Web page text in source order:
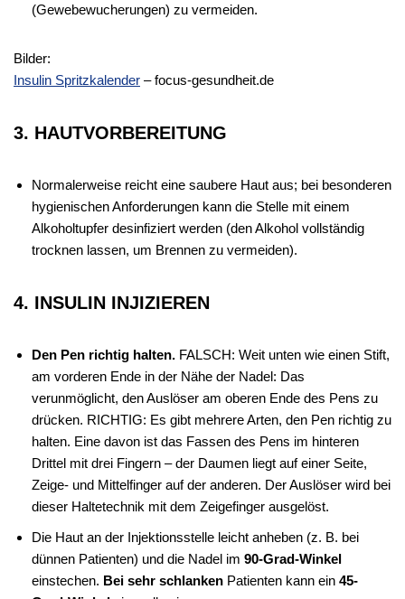
(Gewebewucherungen) zu vermeiden.
Bilder:
Insulin Spritzkalender – focus-gesundheit.de
3. HAUTVORBEREITUNG
Normalerweise reicht eine saubere Haut aus; bei besonderen
hygienischen Anforderungen kann die Stelle mit einem
Alkoholtupfer desinfiziert werden (den Alkohol vollständig
trocknen lassen, um Brennen zu vermeiden).
4. INSULIN INJIZIEREN
Den Pen richtig halten. FALSCH: Weit unten wie einen Stift,
am vorderen Ende in der Nähe der Nadel: Das
verunmöglicht, den Auslöser am oberen Ende des Pens zu
drücken. RICHTIG: Es gibt mehrere Arten, den Pen richtig zu
halten. Eine davon ist das Fassen des Pens im hinteren
Drittel mit drei Fingern – der Daumen liegt auf einer Seite,
Zeige- und Mittelfinger auf der anderen. Der Auslöser wird bei
dieser Haltetechnik mit dem Zeigefinger ausgelöst.
Die Haut an der Injektionsstelle leicht anheben (z. B. bei
dünnen Patienten) und die Nadel im 90-Grad-Winkel
einstechen. Bei sehr schlanken Patienten kann ein 45-